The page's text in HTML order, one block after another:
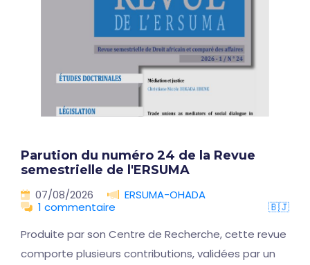
Parution du numéro 24 de la Revue
semestrielle de l'ERSUMA
07/08/2026
ERSUMA-OHADA
1 commentaire
🇧🇯
Produite par son Centre de Recherche, cette revue
comporte plusieurs contributions, validées par un